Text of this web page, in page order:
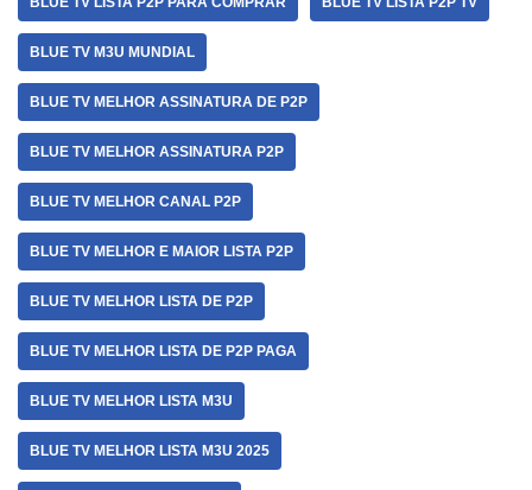
BLUE TV M3U MUNDIAL
BLUE TV MELHOR ASSINATURA DE P2P
BLUE TV MELHOR ASSINATURA P2P
BLUE TV MELHOR CANAL P2P
BLUE TV MELHOR E MAIOR LISTA P2P
BLUE TV MELHOR LISTA DE P2P
BLUE TV MELHOR LISTA DE P2P PAGA
BLUE TV MELHOR LISTA M3U
BLUE TV MELHOR LISTA M3U 2025